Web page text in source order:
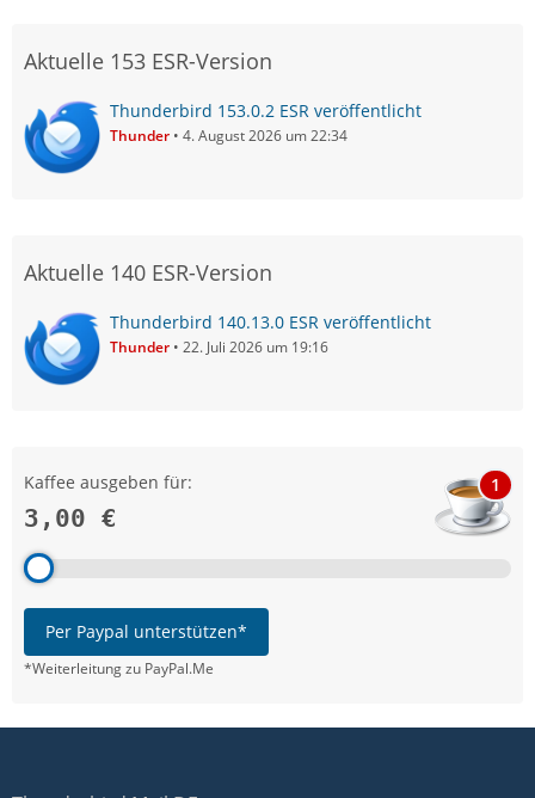
Aktuelle 153 ESR-Version
Thunderbird 153.0.2 ESR veröffentlicht
Thunder 4. August 2026 um 22:34
Aktuelle 140 ESR-Version
Thunderbird 140.13.0 ESR veröffentlicht
Thunder 22. Juli 2026 um 19:16
Kaffee ausgeben für:
3,00 €
1
Per Paypal unterstützen*
*Weiterleitung zu PayPal.Me